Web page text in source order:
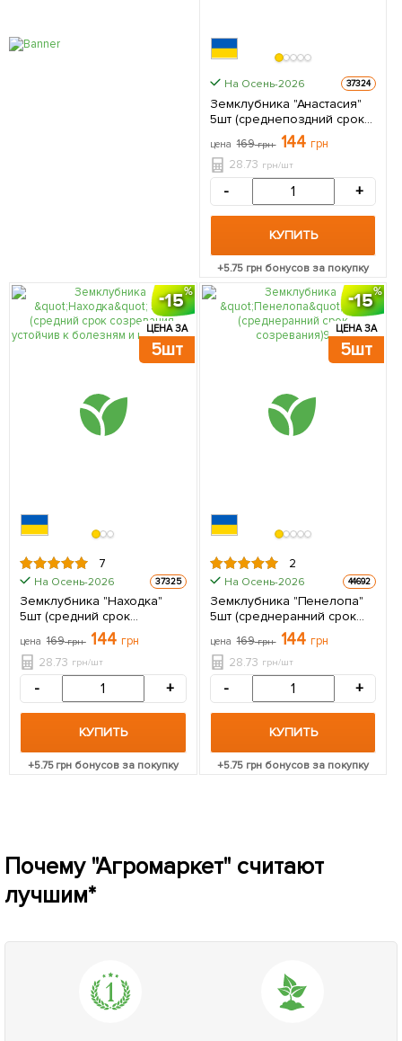
На Осень-2026 37324
Земклубника "Анастасия"
5шт (среднепоздний срок
созревания)
цена 169грн 144 грн
28.73 грн/шт
- +
КУПИТЬ
+5.75 грн бонусов за покупку
15
ЦЕНА ЗА
5шт
7
На Осень-2026 37325
Земклубника "Находка"
5шт (средний срок
созревания, устойчив к
болезням и морозам)
цена 169грн 144 грн
28.73 грн/шт
- +
КУПИТЬ
+5.75грн бонусов за покупку
15
ЦЕНА ЗА
5шт
2
На Осень-2026 44692
Земклубника "Пенелопа"
5шт (среднеранний срок
созревания)
цена 169грн 144 грн
28.73 грн/шт
- +
КУПИТЬ
+5.75 грн бонусов за покупку
Почему "Агромаркет" считают
лучшим*